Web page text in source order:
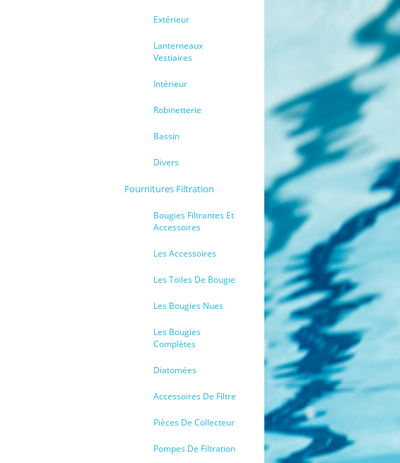
Extérieur
Lanterneaux
Vestiaires
Intérieur
Robinetterie
Bassin
Divers
Fournitures Filtration
Bougies Filtrantes Et
Accessoires
Les Accessoires
Les Toiles De Bougie
Les Bougies Nues
Les Bougies
Complètes
Diatomées
Accessoires De Filtre
Pièces De Collecteur
Pompes De Filtration